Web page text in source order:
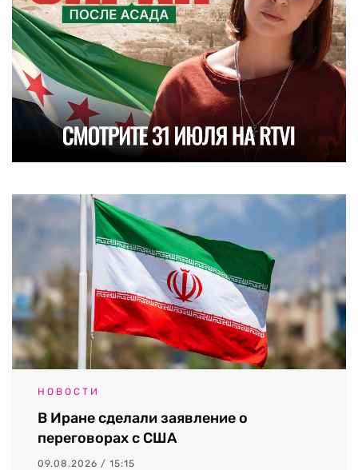
НОВОСТИ
В Иране сделали заявление о
переговорах с США
09.08.2026 / 15:15